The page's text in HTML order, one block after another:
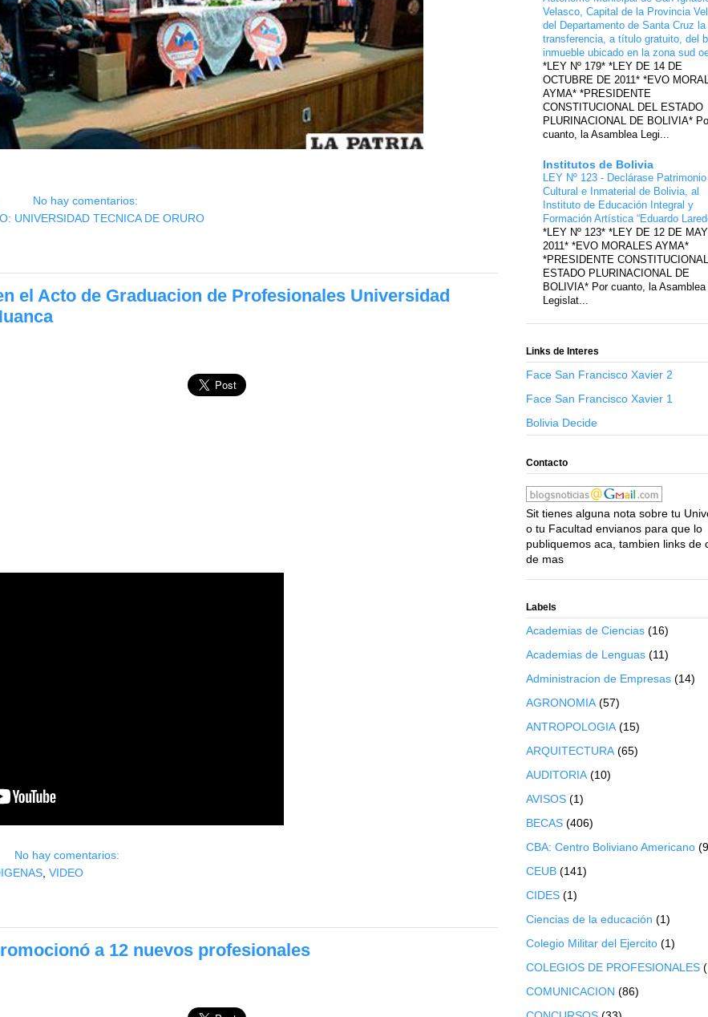
No hay comentarios:
UNIVERSIDAD TECNICA DE ORURO
el Acto de Graduacion de Profesionales Universidad
No hay comentarios:
VIDEO
a 12 nuevos profesionales
Velasco, Capital de la Provincia
del Departamento de Santa Cruz la
transferencia, a título gratuito, del
inmueble ubicado en la zona sud
*LEY Nº 179* *LEY DE 14 DE
OCTUBRE DE 2011* *EVO
AYMA* *PRESIDENTE
CONSTITUCIONAL DEL ESTADO
PLURINACIONAL DE BOLIVIA*
cuanto, la Asamblea Legi...
Institutos de Bolivia
LEY Nº 123 - Declárase Patrimonio
Cultural e Inmaterial de Bolivia, al
Instituto de Educación Integral y
Formación Artística “Eduardo
*LEY Nº 123* *LEY DE 12 DE
2011* *EVO MORALES AYMA*
*PRESIDENTE
ESTADO PLURINACIONAL DE
BOLIVIA* Por cuanto, la Asamblea
Legislat...
Links de Interes
Face San Francisco Xavier 2
Face San Francisco Xavier 1
Bolivia Decide
Contacto
Sit tienes alguna nota sobre tu
o tu Facultad envianos para que lo
publiquemos aca, tambien links de
de mas
Labels
Academias de Ciencias (16)
Academias de Lenguas (11)
Administracion de Empresas (14)
AGRONOMIA (57)
ANTROPOLOGIA (15)
ARQUITECTURA (65)
AUDITORIA (10)
AVISOS (1)
BECAS (406)
CBA: Centro Boliviano Americano
CEUB (141)
CIDES (1)
Ciencias de la educación (1)
Colegio Militar del Ejercito (1)
COLEGIOS DE PROFESIONALES
COMUNICACION (86)